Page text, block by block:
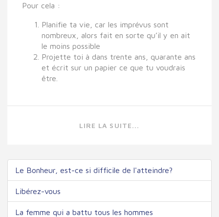
Pour cela :
Planifie ta vie, car les imprévus sont
nombreux, alors fait en sorte qu’il y en ait
le moins possible
Projette toi à dans trente ans, quarante ans
et écrit sur un papier ce que tu voudrais
être.
LIRE LA SUITE...
Le Bonheur, est-ce si difficile de l'atteindre?
Libérez-vous
La femme qui a battu tous les hommes